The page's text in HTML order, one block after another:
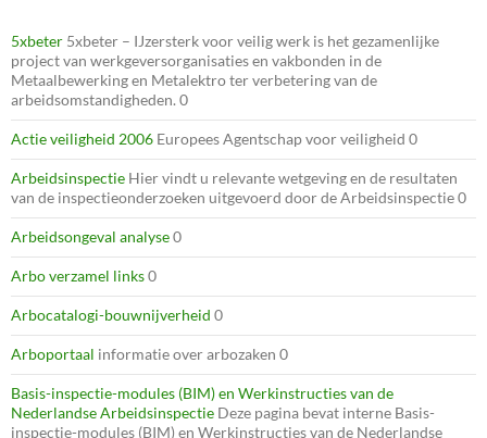
5xbeter 5xbeter – IJzersterk voor veilig werk is het gezamenlijke
project van werkgeversorganisaties en vakbonden in de
Metaalbewerking en Metalektro ter verbetering van de
arbeidsomstandigheden. 0
Actie veiligheid 2006 Europees Agentschap voor veiligheid 0
Arbeidsinspectie Hier vindt u relevante wetgeving en de resultaten
van de inspectieonderzoeken uitgevoerd door de Arbeidsinspectie 0
Arbeidsongeval analyse0
Arbo verzamel links0
Arbocatalogi-bouwnijverheid 0
Arboportaal informatie over arbozaken 0
Basis-inspectie-modules (BIM) en Werkinstructies van de
Nederlandse Arbeidsinspectie Deze pagina bevat interne Basis-
inspectie-modules (BIM) en Werkinstructies van de Nederlandse